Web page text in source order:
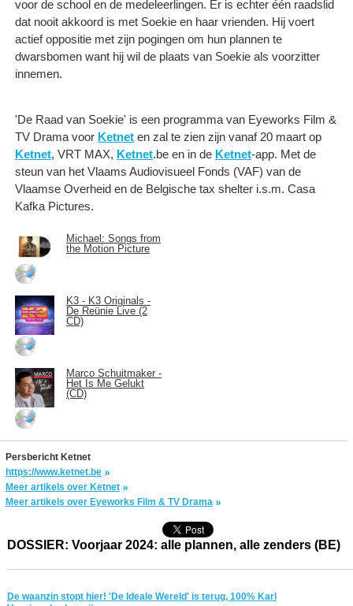
voor de school en de medeleerlingen. Er is echter één raadslid
dat nooit akkoord is met Soekie en haar vrienden. Hij voert
actief oppositie met zijn pogingen om hun plannen te
dwarsbomen want hij wil de plaats van Soekie als voorzitter
innemen.
'De Raad van Soekie' is een programma van Eyeworks Film &
TV Drama voor Ketnet en zal te zien zijn vanaf 20 maart op
Ketnet, VRT MAX, Ketnet.be en in de Ketnet-app. Met de
steun van het Vlaams Audiovisueel Fonds (VAF) van de
Vlaamse Overheid en de Belgische tax shelter i.s.m. Casa
Kafka Pictures.
Michael: Songs from
the Motion Picture
K3 - K3 Originals -
De Reünie Live (2
CD)
Marco Schuitmaker -
Het Is Me Gelukt
(CD)
Persbericht Ketnet
https://www.ketnet.be
Meer artikels over Ketnet
Meer artikels over Eyeworks Film & TV Drama
DOSSIER: Voorjaar 2024: alle plannen, alle zenders (BE)
De waanzin stopt hier! 'De Ideale Wereld' is terug, 100% Karl